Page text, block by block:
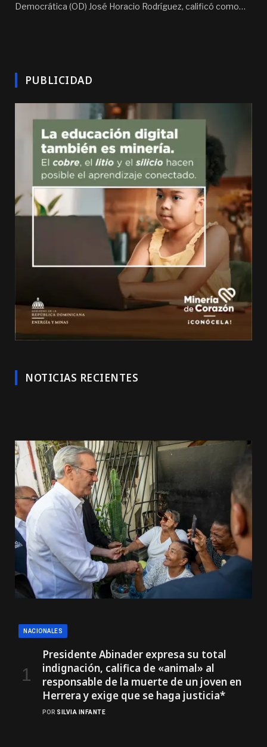
Democrática (OD) José Horacio Rodríguez, calificó como…
PUBLICIDAD
NOTICIAS RECIENTES
NACIONALES
Presidente Abinader expresa su total
indignación, califica de «animal» al
responsable de la muerte de un joven en
Herrera y exige que se haga justicia*
POR SILVIA INFANTE